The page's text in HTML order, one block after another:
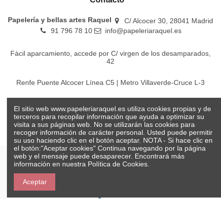
Papelería y bellas artes Raquel
C/ Alcocer 30, 28041 Madrid
91 796 78 10
info@papeleriaraquel.es
Fácil aparcamiento, accede por C/ virgen de los desamparados,
42
Renfe Puente Alcocer Línea C5 | Metro Villaverde-Cruce L-3
El sitio web www.papeleriaraquel.es utiliza cookies propias y de
terceros para recopilar información que ayuda a optimizar su
visita a sus páginas web. No se utilizarán las cookies para
recoger información de carácter personal. Usted puede permitir
su uso haciendo clic en el botón aceptar. NOTA - Si hace clic en
el botón:"Aceptar cookies" Continua navegando por la página
web y el mensaje puede desaparecer. Encontrará más
información en nuestra Política de Cookies.
Aceptar